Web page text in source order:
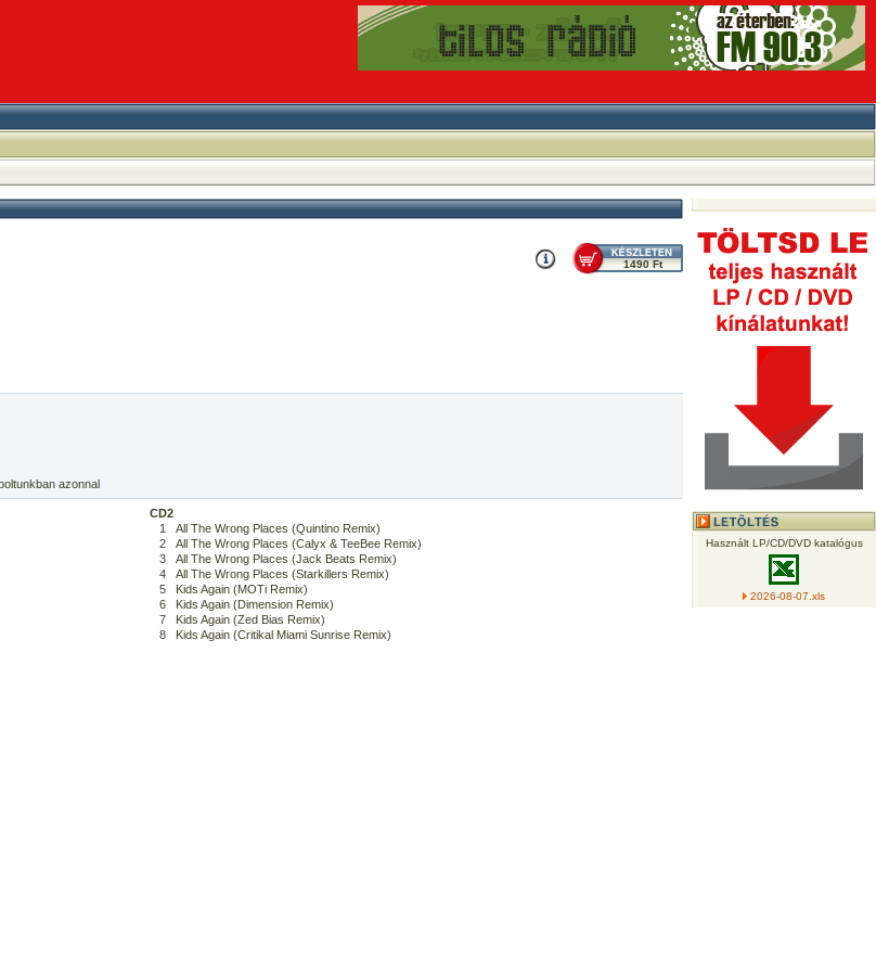
1490 Ft
azonnal
CD2
1
All The Wrong Places (Quintino Remix)
2
All The Wrong Places (Calyx & TeeBee Remix)
3
All The Wrong Places (Jack Beats Remix)
4
All The Wrong Places (Starkillers Remix)
5
Kids Again (MOTi Remix)
6
Kids Again (Dimension Remix)
7
Kids Again (Zed Bias Remix)
8
Kids Again (Critikal Miami Sunrise Remix)
Használt LP/CD/DVD katalógus
2026-08-07.xls